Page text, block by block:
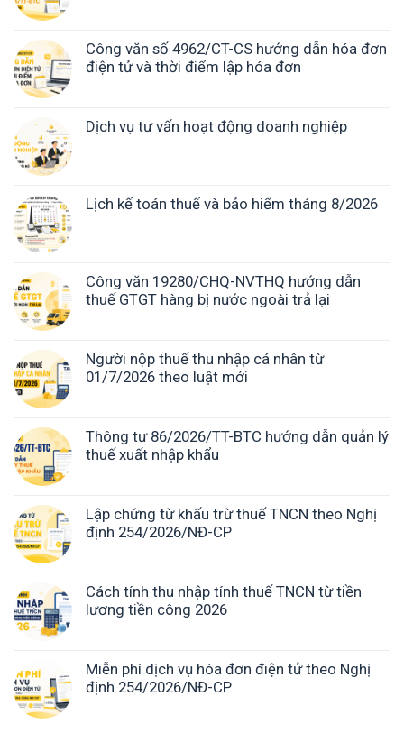
Công văn số 4962/CT-CS hướng dẫn hóa đơn
điện tử và thời điểm lập hóa đơn
Dịch vụ tư vấn hoạt động doanh nghiệp
Lịch kế toán thuế và bảo hiểm tháng 8/2026
Công văn 19280/CHQ-NVTHQ hướng dẫn
thuế GTGT hàng bị nước ngoài trả lại
Người nộp thuế thu nhập cá nhân từ
01/7/2026 theo luật mới
Thông tư 86/2026/TT-BTC hướng dẫn quản lý
thuế xuất nhập khẩu
Lập chứng từ khấu trừ thuế TNCN theo Nghị
định 254/2026/NĐ-CP
Cách tính thu nhập tính thuế TNCN từ tiền
lương tiền công 2026
Miễn phí dịch vụ hóa đơn điện tử theo Nghị
định 254/2026/NĐ-CP